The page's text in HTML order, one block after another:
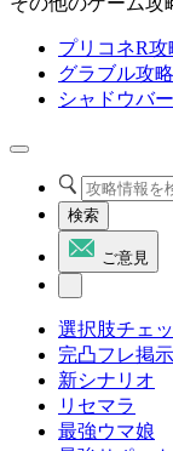
プリコネR
グラブル攻
シャドウバ
検索
ご意見
選択肢チェ
完凸フレ掲
新シナリオ
リセマラ
最強ウマ娘